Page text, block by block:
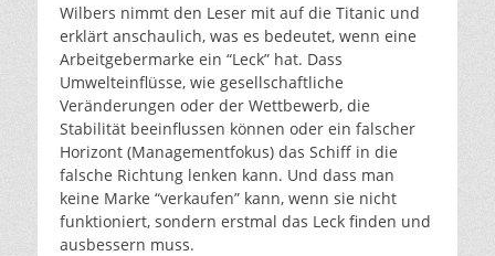
Wilbers nimmt den Leser mit auf die Titanic und
erklärt anschaulich, was es bedeutet, wenn eine
Arbeitgebermarke ein “Leck” hat. Dass
Umwelteinflüsse, wie gesellschaftliche
Veränderungen oder der Wettbewerb, die
Stabilität beeinflussen können oder ein falscher
Horizont (Managementfokus) das Schiff in die
falsche Richtung lenken kann. Und dass man
keine Marke “verkaufen” kann, wenn sie nicht
funktioniert, sondern erstmal das Leck finden und
ausbessern muss.